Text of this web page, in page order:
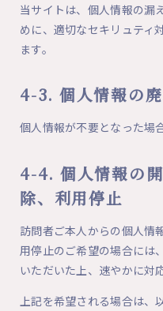
当サイトは、個人情報の漏
めに、適切なセキリュティ
ます。
4-3. 個人情報の
個人情報が不要となった場
4-4. 個人情報の
除、利用停止
訪問者ご本人からの個人情
用停止のご希望の場合には
いただいた上、速やかに対
上記を希望される場合は、